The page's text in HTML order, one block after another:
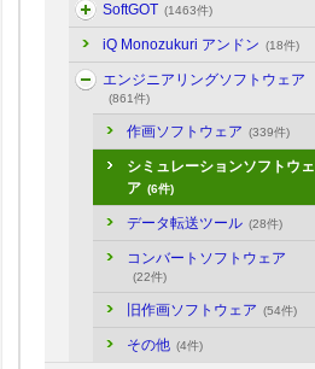
SoftGOT (1463件)
iQ Monozukuri アンドン (18件)
エンジニアリングソフトウェア
(861件)
作画ソフトウェア (339件)
シミュレーションソフトウェ
ア (6件)
データ転送ツール (28件)
コンバートソフトウェア
(22件)
旧作画ソフトウェア (54件)
その他 (4件)